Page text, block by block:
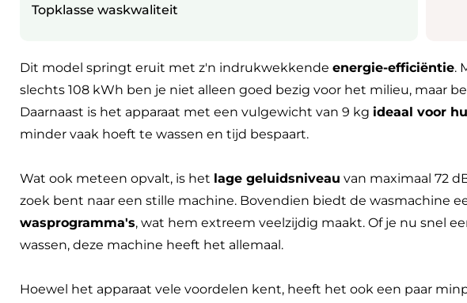
Topklasse waskwaliteit
Dit model springt eruit met z'n indrukwekkende energie-efficiëntie.
slechts 108 kWh ben je niet alleen goed bezig voor het milieu, maar
Daarnaast is het apparaat met een vulgewicht van 9 kg ideaal voor
minder vaak hoeft te wassen en tijd bespaart.
Wat ook meteen opvalt, is het lage geluidsniveau van maximaal 72
zoek bent naar een stille machine. Bovendien biedt de wasmachine
wasprogramma's, wat hem extreem veelzijdig maakt. Of je nu snel
wassen, deze machine heeft het allemaal.
Hoewel het apparaat vele voordelen kent, heeft het ook een paar